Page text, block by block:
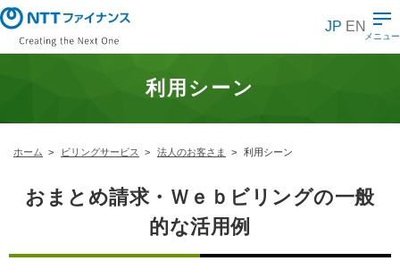
メ
イ
ス
JP EN
メニュー
利用シーン
ホーム ビリングサービス 法人のお客さま 利用シーン
おまとめ請求・Ｗｅｂビリングの一般
的な活用例